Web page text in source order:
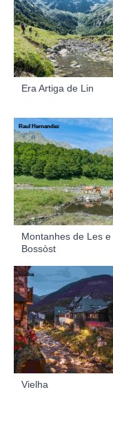
Era Artiga de Lin
Montanhes de Les e
Bossòst
Raul Hernandez
Vielha
Vielha